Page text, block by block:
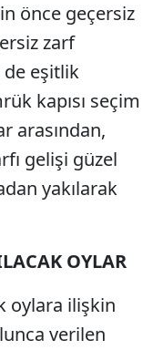
önce geçersiz
zarf
de eşitlik
kapısı seçim
arasından,
gelişi güzel
yakılarak
OYLAR
oylara ilişkin
verilen